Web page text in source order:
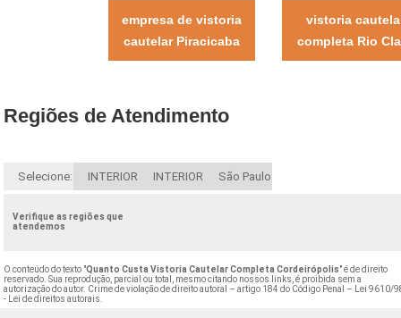
empresa de vistoria
cautelar Piracicaba
vistoria
completa Rio
Regiões de Atendimento
Selecione: INTERIOR INTERIOR São Paulo
Verifique as regiões que
atendemos
O conteúdo do texto "Quanto Custa Vistoria Cautelar Completa Cordeirópolis" é de direito
reservado. Sua reprodução, parcial ou total, mesmo citando nossos links, é proibida sem a
autorização do autor. Crime de violação de direito autoral – artigo 184 do Código Penal –
Lei 9610/
- Lei de direitos autorais